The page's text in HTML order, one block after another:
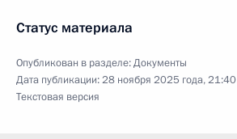
Статус материала
Опубликован в разделе:Документы
Дата публикации:28 ноября 2025 года, 21:40
Текстовая версия